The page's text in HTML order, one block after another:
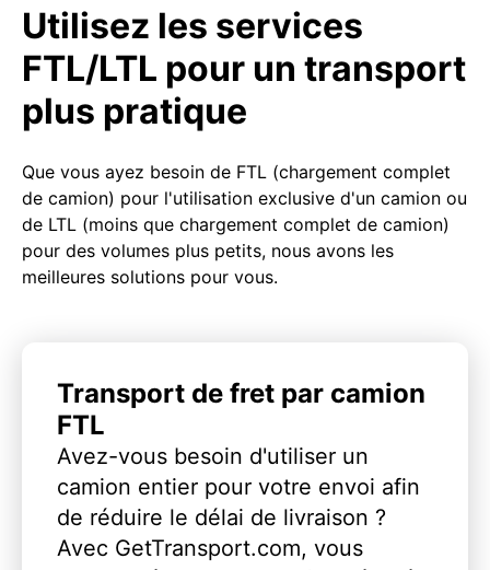
Utilisez les services
FTL/LTL pour un transport
plus pratique
Que vous ayez besoin de FTL (chargement complet
de camion) pour l'utilisation exclusive d'un camion ou
de LTL (moins que chargement complet de camion)
pour des volumes plus petits, nous avons les
meilleures solutions pour vous.
Transport de fret par camion
FTL
Avez-vous besoin d'utiliser un
camion entier pour votre envoi afin
de réduire le délai de livraison ?
Avec GetTransport.com, vous